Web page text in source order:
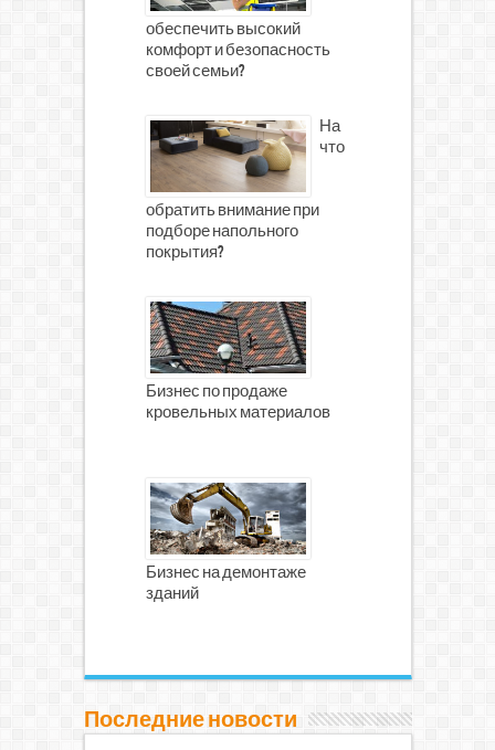
обеспечить высокий
комфорт и безопасность
своей семьи?
На
что
обратить внимание при
подборе напольного
покрытия?
Бизнес по продаже
кровельных материалов
Бизнес на демонтаже
зданий
Последние новости